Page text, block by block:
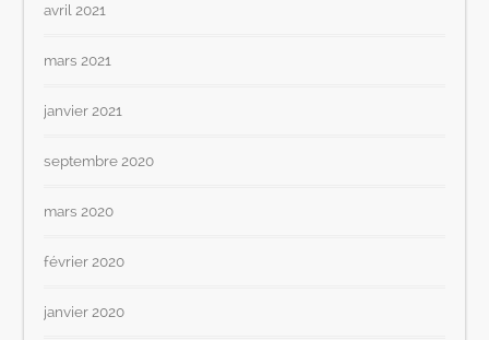
avril 2021
mars 2021
janvier 2021
septembre 2020
mars 2020
février 2020
janvier 2020